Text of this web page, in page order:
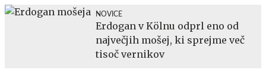
NOVICE
Erdogan v Kölnu odprl eno od
največjih mošej, ki sprejme več
tisoč vernikov